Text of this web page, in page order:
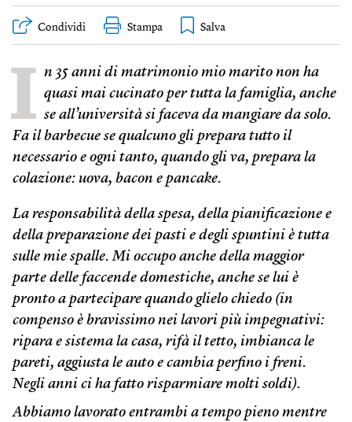
Condividi Stampa
I n 35 anni di matrimonio mio marito non ha
quasi mai cucinato per tutta la famiglia, anche
se all’università si faceva da mangiare da solo.
Fa il barbecue se qualcuno gli prepara tutto il
necessario e ogni tanto, quando gli va, prepara la
colazione: uova, bacon e pancake.
La responsabilità della spesa, della pianificazione e
della preparazione dei pasti e degli spuntini è tutta
sulle mie spalle. Mi occupo anche della maggior
parte delle faccende domestiche, anche se lui è
pronto a partecipare quando glielo chiedo (in
compenso è bravissimo nei lavori più impegnativi:
ripara e sistema la casa, rifà il tetto, imbianca le
pareti, aggiusta le auto e cambia perfino i freni.
Negli anni ci ha fatto risparmiare molti soldi).
Abbiamo lavorato entrambi a tempo pieno mentre